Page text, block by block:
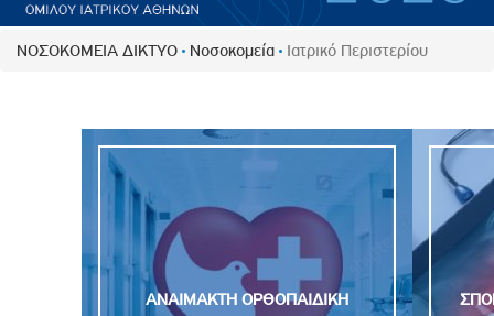
ΝΟΣΟΚΟΜΕΙΑ ΔΙΚΤΥΟ Νοσοκομεία Ιατρικό Περιστερίου
ΑΝΑΙΜΑΚΤΗ OΡΘΟΠΑΙΔΙΚΗ